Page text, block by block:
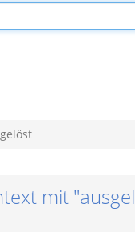
mit